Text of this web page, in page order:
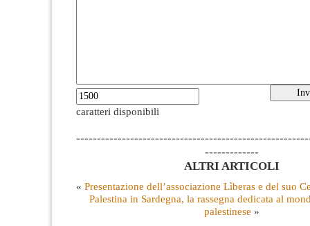
caratteri disponibili
-------------
ALTRI ARTICOLI
« Presentazione dell’associazione Lìberas e del suo
Palestina in Sardegna, la rassegna dedicata al
palestinese »